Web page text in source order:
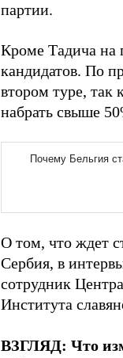
партии.
Кроме Тадича на
кандидатов. По
втором туре, так
набрать свыше
О том, что ждет
Сербия, в
сотрудник
Института
ВЗГЛЯД: Что